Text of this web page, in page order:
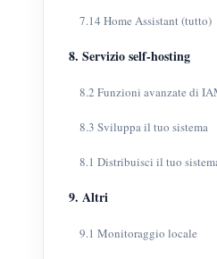
7.14 Home Assistant (tutto)
8. Servizio self-hosting
8.2 Funzioni avanzate di
8.3 Sviluppa il tuo sistema
8.1 Distribuisci il tuo
9. Altri
9.1 Monitoraggio locale